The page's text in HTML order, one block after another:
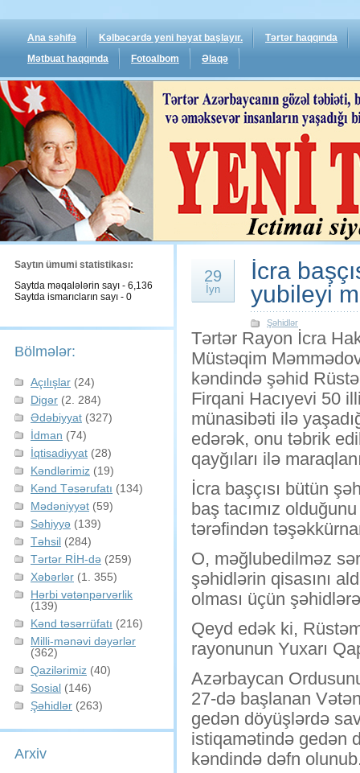
Ana səhifə Kəlbəcərdə yeni həyat başlayır.
Tərtər haqqında
Mətbuat haqqında
Fotoalbom Əlaqə
Saytın ümumi statistikası:
Saytda məqalələrin sayı - 6,136
Saytda ismarıcların sayı - 0
Bölmələr:
Açılışlar (24)
Digər (2. 284)
Ədəbiyyat (327)
İdman (74)
İqtisadiyyat (28)
Kəndlərimiz (19)
Kənd Təsərufatı (134)
Mədəniyyət (59)
Səhiyyə (139)
Təhsil (284)
Tərtər RİH-də (259)
Xəbərlər (1. 355)
Hərbi vətənpərvərlik
(139)
Kənd təsərrüfatı (216)
Milli-mənəvi dəyərlər
(362)
Qazilərimiz (40)
Sosial (146)
Şəhidlər (263)
Arxiv
29
İyn
İcra
yubileyi
Şəhidlər
Tərtər Rayon İcra
Müstəqim
kəndində şəhid
Firqani Hacıyevi 50
münasibəti ilə
edərək, onu təbrik
qayğıları ilə
İcra başçısı bütün
baş tacımız
tərəfindən
O, məğlubedilməz
şəhidlərin qisasını
olması üçün
Qeyd edək ki,
rayonunun Yuxarı
Azərbaycan
27-də başlanan
gedən döyüşlərdə
istiqamətində gedən
kəndində dəfn